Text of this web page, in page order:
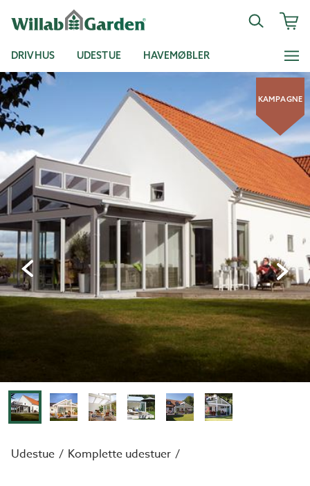
DRIVHUS UDESTUE HAVEMØBLER
KAMPAGNE
Udestue Komplette udestuer